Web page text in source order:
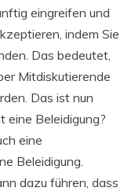
eingreifen und
indem Sie
Das bedeutet,
Mitdiskutierende
Das ist nun
eine Beleidigung?
eine
Beleidigung.
dazu führen, dass